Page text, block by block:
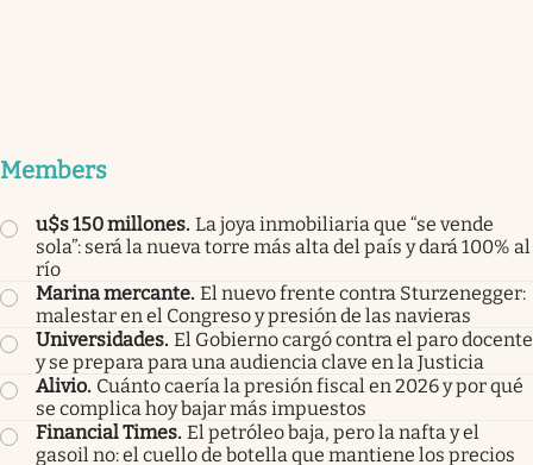
Members
u$s 150 millones. La joya inmobiliaria que “se vende
sola”: será la nueva torre más alta del país y dará 100% al
río
Marina mercante. El nuevo frente contra Sturzenegger:
malestar en el Congreso y presión de las navieras
Universidades. El Gobierno cargó contra el paro docente
y se prepara para una audiencia clave en la Justicia
Alivio. Cuánto caería la presión fiscal en 2026 y por qué
se complica hoy bajar más impuestos
Financial Times. El petróleo baja, pero la nafta y el
gasoil no: el cuello de botella que mantiene los precios